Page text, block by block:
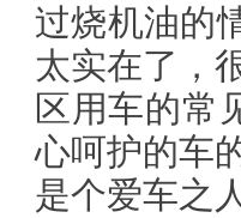
过烧机油的
太实在了，
区用车的常
心呵护的车
是个爱车之